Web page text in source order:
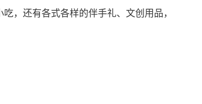
，还有各式各样的伴手礼、文创用品，